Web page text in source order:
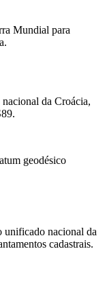
Mundial para
da Croácia,
geodésico
unificado nacional da
cadastrais.